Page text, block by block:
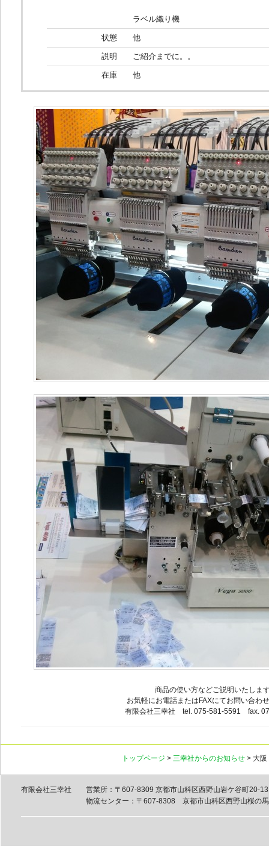
ラベル織り機
状態 他
説明 ご紹介までに。。
在庫 他
商品の使い方などご説明いたしま
お気軽にお電話またはFAXにてお問い合わ
有限会社三幸社 tel. 075-581-5591 fax.
トップページ > 三幸社からのお知らせ > 大阪
有限会社三幸社
営業所：〒607-8309 京都市山科区西野山岩ケ谷町20-
物流センター：〒607-8308 京都市山科区西野山桜の